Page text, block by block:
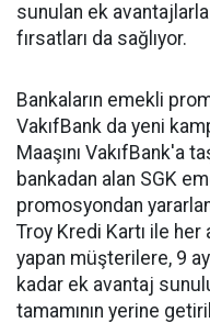
sunulan ek
fırsatları da sağlıyor.
Bankaların emekli
VakıfBank da yeni
Maaşını VakıfBank'a
bankadan alan SGK
promosyondan
Troy Kredi Kartı ile
yapan müşterilere, 9
kadar ek avantaj
tamamının yerine